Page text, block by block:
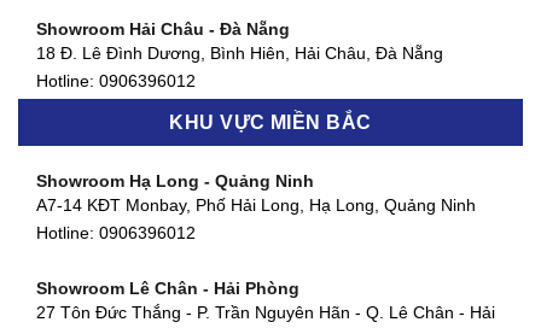
Showroom Quận 7 - TP. HCM
877 Huỳnh Tấn Phát, Phú Thuận, Quận 7, TP HCM
Hotline:0906396012
580 Phan Văn Trị, Phường 7, Quận 5, TP HCM
Hotline:0906396012
90 Đ. Cộng Hòa, Phường 4, Tân Bình, TP HCM
Hotline:0906396012
Showroom Hải Châu - Đà Nẵng
18 Đ. Lê Đình Dương, Bình Hiên, Hải Châu, Đà Nẵng
Hotline: 0906396012
Showroom Thanh Khê - Đà Nẵng
Hotline:0906396012
Showroom Cẩm Lệ - Đà Nẵng
Hotline:0906396012
KHU VỰC MIỀN BẮC
Showroom Hạ Long - Quảng Ninh
A7-14 KĐT Monbay, Phố Hải Long, Hạ Long, Quảng Ninh
Hotline: 0906396012
Showroom Lê Chân - Hải Phòng
27 Tôn Đức Thắng - P. Trần Nguyên Hãn - Q. Lê Chân - Hải